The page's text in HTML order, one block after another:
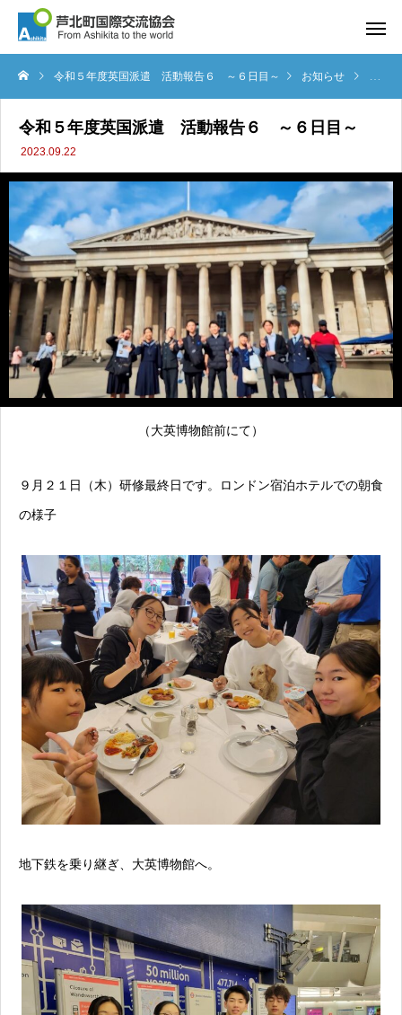
令和５年度英国派遣 活動報告６ ～６日目～ お知らせ 令和
令和５年度英国派遣 活動報告６ ～６日目～
2023.09.22
（大英博物館前にて）
９月２１日（木）研修最終日です。ロンドン宿泊ホテルでの朝食
の様子
地下鉄を乗り継ぎ、大英博物館へ。